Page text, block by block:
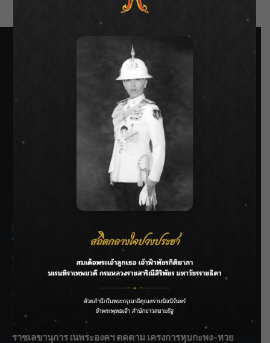
SIAMRATH VARIETY
THE BEST ENTERTAINMENT
Recent Posts
กรมชลฯ รับฟังประชาชน ติดตามแก้ปัญหาโครงการประตู
ระบายน้ำศรีสองรักฯ
‘แมน การิน’ แชร์ความเชื่อชวนคิด! “อยากกินอะไรหลังจาก
ลาโลกนี้ ให้ใส่บาตรสิ่งนั้นไว้ตอนยังมีชีวิต”
ราชเลขานุการในพระองค์ฯ ติดตามโครงการหุบกะพง–ห้วย